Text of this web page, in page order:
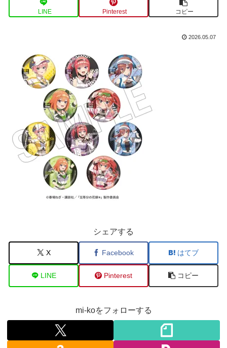
LINE Pinterest コピー
2026.05.07
シェアする
X Facebook はてブ
LINE Pinterest コピー
mi-koをフォローする